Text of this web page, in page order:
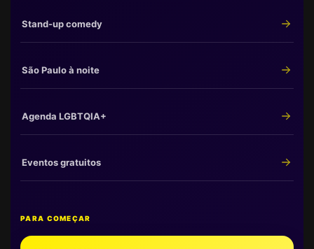
Stand-up comedy
São Paulo à noite
Agenda LGBTQIA+
Eventos gratuitos
PARA COMEÇAR